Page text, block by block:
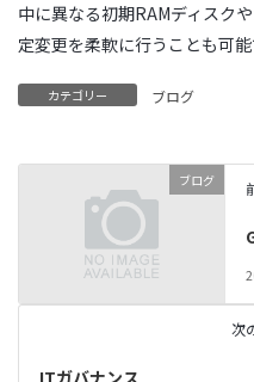
中に異なる初期RAMディスク
定変更を柔軟に行うことも可能
カテゴリー ブログ
ブログ
次
ITガバナンス